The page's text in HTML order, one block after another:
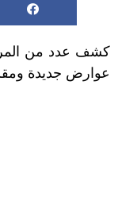
كشف عدد من
عوارض جديدة